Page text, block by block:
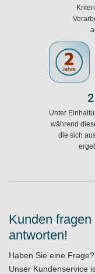
Unter
während
die sich
Kunden fragen
antworten!
Haben Sie eine Frage?
Unser Kundenservice